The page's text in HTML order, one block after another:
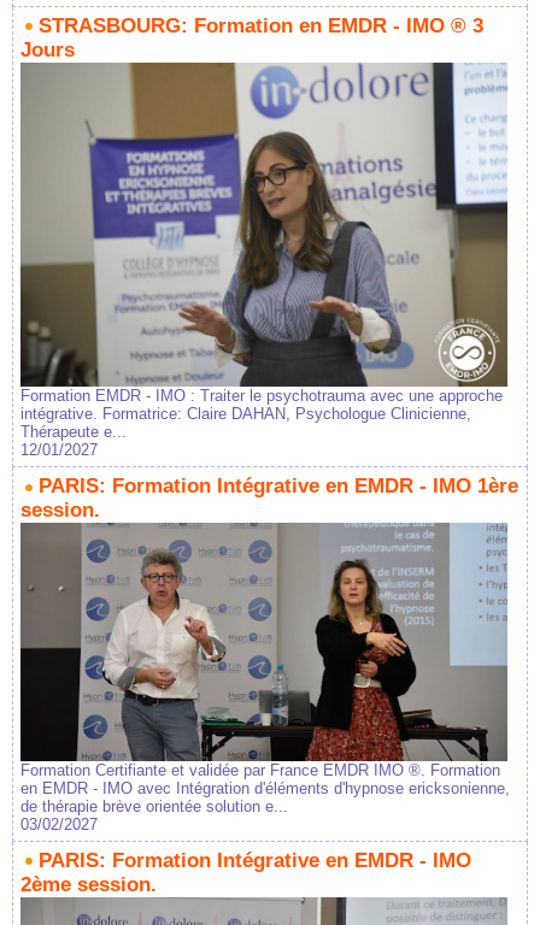
STRASBOURG: Formation en EMDR - IMO ® 3
Jours
Formation EMDR - IMO : Traiter le psychotrauma avec une approche
intégrative. Formatrice: Claire DAHAN, Psychologue Clinicienne,
Thérapeute e...
12/01/2027
PARIS: Formation Intégrative en EMDR - IMO 1ère
session.
Formation Certifiante et validée par France EMDR IMO ®. Formation
en EMDR - IMO avec Intégration d'éléments d'hypnose ericksonienne,
de thérapie brève orientée solution e...
03/02/2027
PARIS: Formation Intégrative en EMDR - IMO
2ème session.